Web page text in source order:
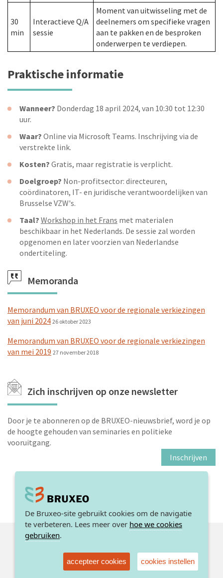
30
min
Interactieve Q/A
sessie
Moment van uitwisseling met de
deelnemers om specifieke vragen
aan te pakken en de besproken
onderwerpen te verdiepen.
Praktische informatie
Wanneer? Donderdag 18 april 2024, van 10:30 tot 12:30
uur.
Waar? Online via Microsoft Teams. Inschrijving via de
verstrekte link.
Kosten? Gratis, maar registratie is verplicht.
Doelgroep? Non-profitsector: directeuren,
coördinatoren, IT- en juridische verantwoordelijken van
Brusselse VZW's.
Taal? Workshop in het Frans met materialen
beschikbaar in het Nederlands. De sessie zal worden
opgenomen en later voorzien van Nederlandse
ondertiteling.
Memoranda
Memorandum van BRUXEO voor de regionale verkiezingen
van juni 2024 26 oktober 2023
Memorandum van BRUXEO voor de regionale verkiezingen
van mei 2019 27 november 2018
Zich inschrijven op onze newsletter
Door je te abonneren op de BRUXEO-nieuwsbrief, word je op
de hoogte gehouden van seminaries en politieke
vooruitgang.
Inschrijven
© 2026. BRUXEO / Sitemap
Pers
Taylor made by BURO13
Juridische informatie Privé leven
De Bruxeo-site gebruikt cookies om de navigatie
te verbeteren. Lees meer over hoe we cookies
gebruiken.
accepteer cookies cookies instellen